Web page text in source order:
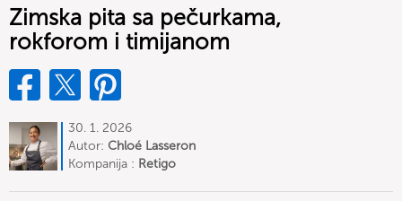
Zimska pita sa pečurkama,
rokforom i timijanom
30. 1. 2026
Autor: Chloé Lasseron
Kompanija : Retigo